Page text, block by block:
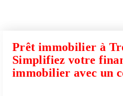
Prêt immobilier à
Simplifiez votre
immobilier avec un